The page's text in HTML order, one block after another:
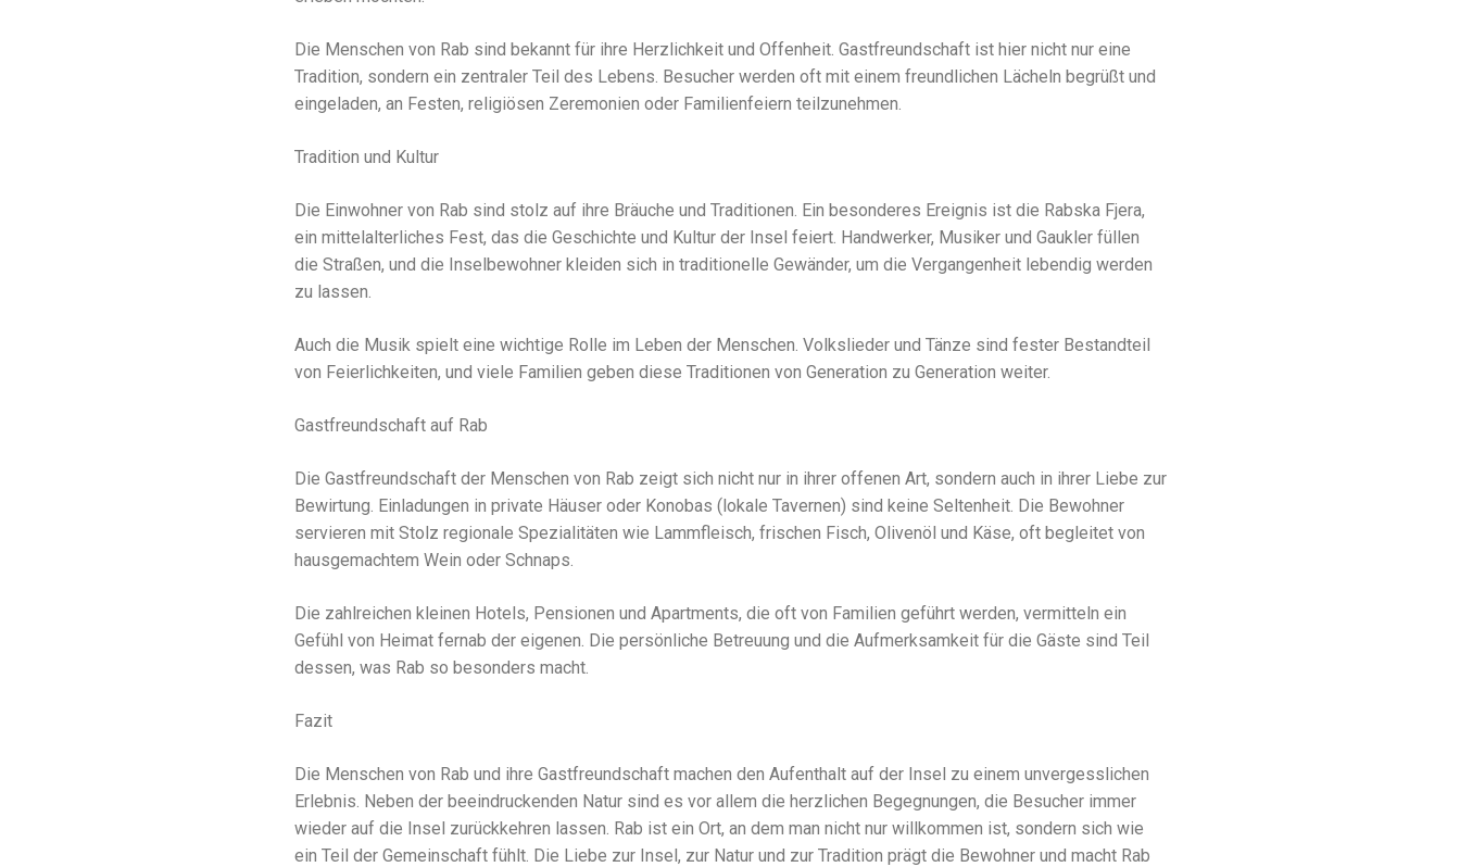
Die Menschen von Rab sind bekannt für ihre Herzlichkeit und Offenheit. Gastfreundschaft ist hier nicht nur eine
Tradition, sondern ein zentraler Teil des Lebens. Besucher werden oft mit einem freundlichen Lächeln begrüßt und
eingeladen, an Festen, religiösen Zeremonien oder Familienfeiern teilzunehmen.
Tradition und Kultur
Die Einwohner von Rab sind stolz auf ihre Bräuche und Traditionen. Ein besonderes Ereignis ist die Rabska Fjera,
ein mittelalterliches Fest, das die Geschichte und Kultur der Insel feiert. Handwerker, Musiker und Gaukler füllen
die Straßen, und die Inselbewohner kleiden sich in traditionelle Gewänder, um die Vergangenheit lebendig werden
zu lassen.
Auch die Musik spielt eine wichtige Rolle im Leben der Menschen. Volkslieder und Tänze sind fester Bestandteil
von Feierlichkeiten, und viele Familien geben diese Traditionen von Generation zu Generation weiter.
Gastfreundschaft auf Rab
Die Gastfreundschaft der Menschen von Rab zeigt sich nicht nur in ihrer offenen Art, sondern auch in ihrer Liebe zur
Bewirtung. Einladungen in private Häuser oder Konobas (lokale Tavernen) sind keine Seltenheit. Die Bewohner
servieren mit Stolz regionale Spezialitäten wie Lammfleisch, frischen Fisch, Olivenöl und Käse, oft begleitet von
hausgemachtem Wein oder Schnaps.
Die zahlreichen kleinen Hotels, Pensionen und Apartments, die oft von Familien geführt werden, vermitteln ein
Gefühl von Heimat fernab der eigenen. Die persönliche Betreuung und die Aufmerksamkeit für die Gäste sind Teil
dessen, was Rab so besonders macht.
Fazit
Die Menschen von Rab und ihre Gastfreundschaft machen den Aufenthalt auf der Insel zu einem unvergesslichen
Erlebnis. Neben der beeindruckenden Natur sind es vor allem die herzlichen Begegnungen, die Besucher immer
wieder auf die Insel zurückkehren lassen. Rab ist ein Ort, an dem man nicht nur willkommen ist, sondern sich wie
ein Teil der Gemeinschaft fühlt. Die Liebe zur Insel, zur Natur und zur Tradition prägt die Bewohner und macht Rab